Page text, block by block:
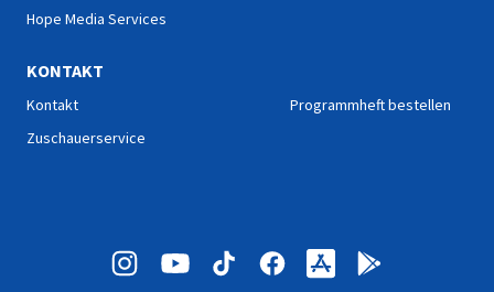
Hope Media Services
KONTAKT
Kontakt
Zuschauerservice
Programmheft bestellen